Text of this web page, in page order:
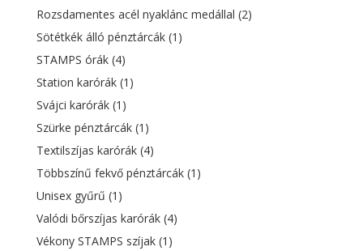
Rozsdamentes acél nyaklánc medállal (2)
Sötétkék álló pénztárcák (1)
STAMPS órák (4)
Station karórák (1)
Svájci karórák (1)
Szürke pénztárcák (1)
Textilszíjas karórák (4)
Többszínű fekvő pénztárcák (1)
Unisex gyűrű (1)
Valódi bőrszíjas karórák (4)
Vékony STAMPS szíjak (1)